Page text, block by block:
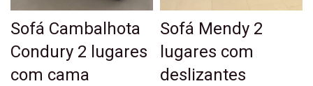
Sofá Cambalhota
Condury 2 lugares
com cama
Sofá Mendy 2
lugares com
deslizantes